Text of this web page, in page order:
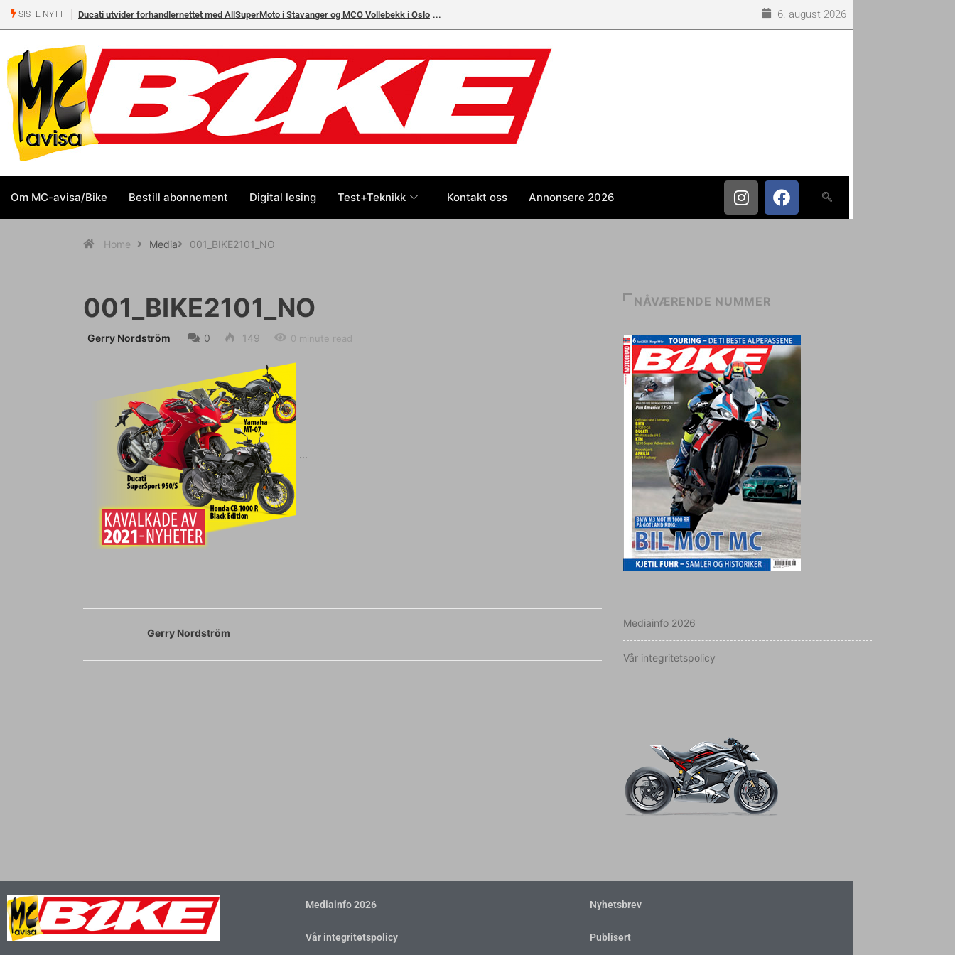
SISTE NYTT Ducati utvider forhandlernettet med AllSuperMoto i Stavanger og MCO Vollebekk i Oslo 6. august 2026
Om MC-avisa/Bike Bestill abonnement Digital lesing Test+Teknikk Kontakt oss Annonsere 2026
Home Media 001_BIKE2101_NO
001_BIKE2101_NO
Gerry Nordström 0 149 0 minute read
Gerry Nordström
NÅVÆRENDE NUMMER
Mediainfo 2026
Vår integritetspolicy
Mediainfo 2026
Vår integritetspolicy
Nyhetsbrev
Publisert